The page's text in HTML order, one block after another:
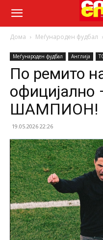
Дома Меѓународен фудбал
Меѓународен фудбал Англија
По ремито
ШАМПИОН!
19.05.2026 22:26